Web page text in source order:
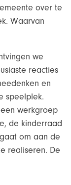
over te
Waarvan
we
reacties
en
speelplek.
werkgroep
de kinderraad
om aan de
realiseren. De